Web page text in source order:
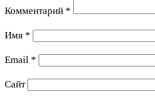
Комментарий *
Имя *
Email *
Сайт